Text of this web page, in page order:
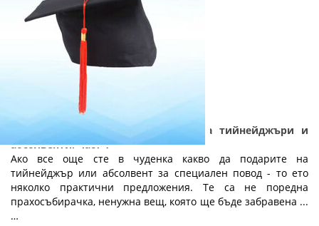
Практични и полезни подаръци за тийнейджъри и
абсолвенти: Част 1
Ако все още сте в чуденка какво да подарите на
тийнейджър или абсолвент за специален повод - то ето
няколко практични предложения. Те са не поредна
прахосъбирачка, ненужна вещ, която ще бъде забравена ...
…